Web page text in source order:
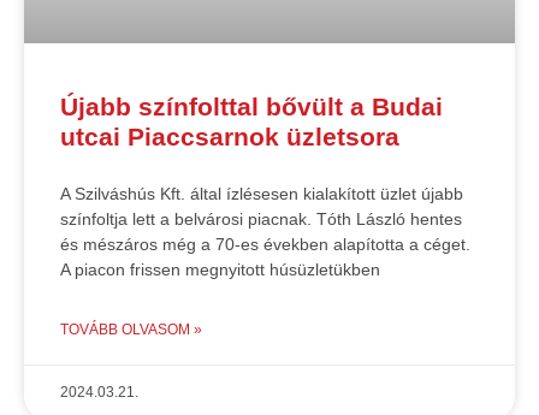
Újabb színfolttal bővült a Budai
utcai Piaccsarnok üzletsora
A Szilváshús Kft. által ízlésesen kialakított üzlet újabb
színfoltja lett a belvárosi piacnak. Tóth László hentes
és mészáros még a 70-es években alapította a céget.
A piacon frissen megnyitott húsüzletükben
TOVÁBB OLVASOM »
2024.03.21.